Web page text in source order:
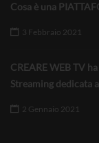
Cosa è una
3 Febbraio 2021
CREARE WEB TV
Streaming dedicata
2 Gennaio 2021